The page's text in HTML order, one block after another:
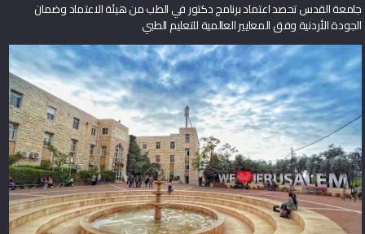
جامعة القدس تحصد اعتماد برنامج دكتور في الطب من هيئة الاعتماد وضمان
الجودة الأردنية وفق المعايير العالمية للتعليم الطبي